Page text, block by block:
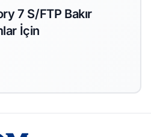
7 S/FTP Bakır
İçin